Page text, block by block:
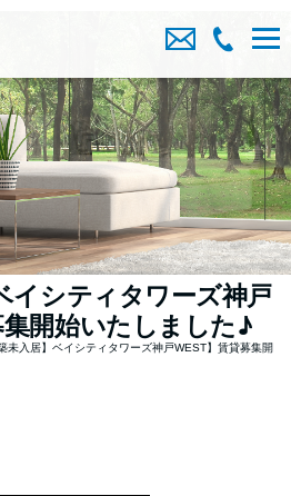
イシティタワーズ神戸
開始いたしました♪
築未入居】ベイシティタワーズ神戸WEST】賃貸募集開